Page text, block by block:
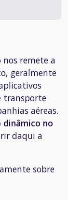
nos remete a
geralmente
transporte
aéreas.
dinâmico no
daqui a
sobre